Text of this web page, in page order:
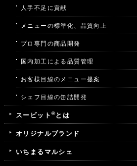
人手不足に貢献
メニューの標準化、品質向上
プロ専門の商品開発
国内加工による品質管理
お客様目線のメニュー提案
シェフ目線の缶詰開発
スービット ®とは
オリジナルブランド
いちまるマルシェ